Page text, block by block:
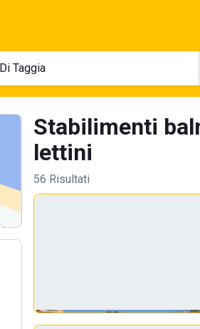
Stabilimenti
lettini
56 Risultati